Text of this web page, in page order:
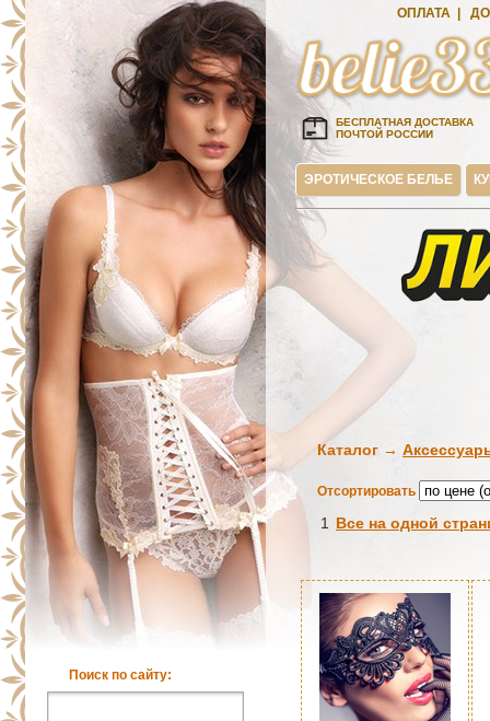
Поиск по сайту:
ОПЛАТА
БЕСПЛАТНАЯ ДОСТАВКА
ПОЧТОЙ РОССИИ
ЭРОТИЧЕСКОЕ БЕЛЬЕ
Каталог →
Отсортировать
1 Все на одной